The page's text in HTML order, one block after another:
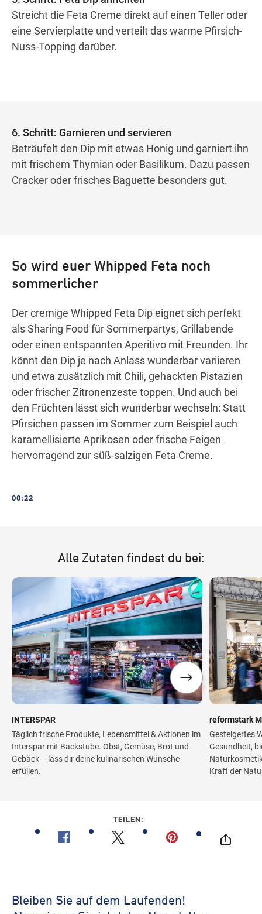
Streicht die Feta Creme direkt auf einen Teller oder
eine Servierplatte und verteilt das warme Pfirsich-
Nuss-Topping darüber.
6. Schritt: Garnieren und servieren
Beträufelt den Dip mit etwas Honig und garniert ihn
mit frischem Thymian oder Basilikum. Dazu passen
Cracker oder frisches Baguette besonders gut.
So wird euer Whipped Feta noch
sommerlicher
Der cremige Whipped Feta Dip eignet sich perfekt
als Sharing Food für Sommerpartys, Grillabende
oder einen entspannten Aperitivo mit Freunden. Ihr
könnt den Dip je nach Anlass wunderbar variieren
und etwa zusätzlich mit Chili, gehackten Pistazien
oder frischer Zitronenzeste toppen. Und auch bei
den Früchten lässt sich wunderbar wechseln: Statt
Pfirsichen passen im Sommer zum Beispiel auch
karamellisierte Aprikosen oder frische Feigen
hervorragend zur süß-salzigen Feta Creme.
00:22
Alle Zutaten findest du bei:
INTERSPAR
Täglich frische Produkte, Lebensmittel & Aktionen im
Interspar mit Backstube. Obst, Gemüse, Brot und
Gebäck – lass dir deine kulinarischen Wünsche
erfüllen.
reformstark
Gesteigertes
Gesundheit,
Kraft der
TEILEN: